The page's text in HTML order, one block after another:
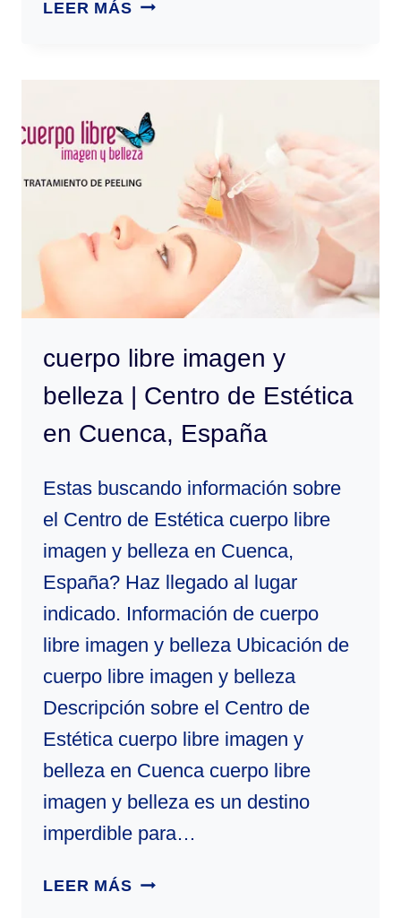
LEER MÁS
EN
CUENCA,
ESPAÑA
cuerpo libre imagen y
belleza | Centro de Estética
en Cuenca, España
Estas buscando información sobre
el Centro de Estética cuerpo libre
imagen y belleza en Cuenca,
España? Haz llegado al lugar
indicado. Información de cuerpo
libre imagen y belleza Ubicación de
cuerpo libre imagen y belleza
Descripción sobre el Centro de
Estética cuerpo libre imagen y
belleza en Cuenca cuerpo libre
imagen y belleza es un destino
imperdible para…
LEER MÁS CUERPO